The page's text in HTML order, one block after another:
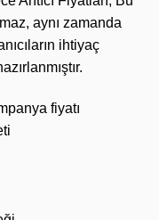
aynı zamanda
ihtiyaç
fiyatı